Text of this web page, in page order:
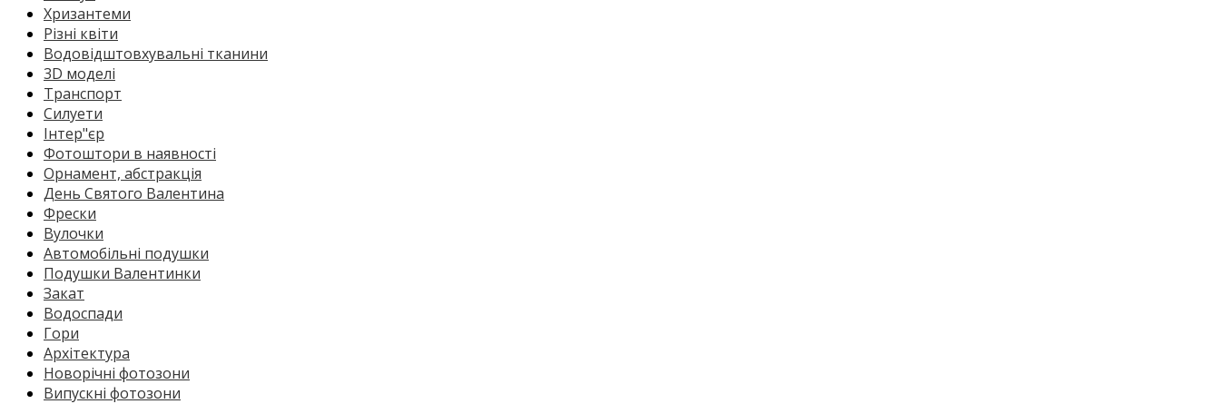
Хризантеми
Різні квіти
Водовідштовхувальні тканини
3D моделі
Транспорт
Силуети
Інтер"єр
Фотоштори в наявності
Орнамент, абстракція
День Святого Валентина
Фрески
Вулочки
Автомобільні подушки
Подушки Валентинки
Закат
Водоспади
Гори
Архітектура
Новорічні фотозони
Випускні фотозони